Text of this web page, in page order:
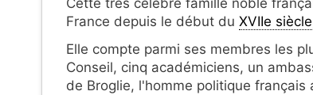
Cette très célèbre famille noble
France depuis le début du XVIIe siècle
Elle compte parmi ses membres les
Conseil, cinq académiciens, un
de Broglie, l'homme politique